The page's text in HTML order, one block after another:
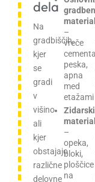
dela
Na
gradbiščih,
kjer
se
gradi
v
višino
ali
kjer
obstajajo
različne
delovne
–
vreče
peska,
apna
med
etažami
Zidarski
–
opeka,
bloki,
ploščice
na